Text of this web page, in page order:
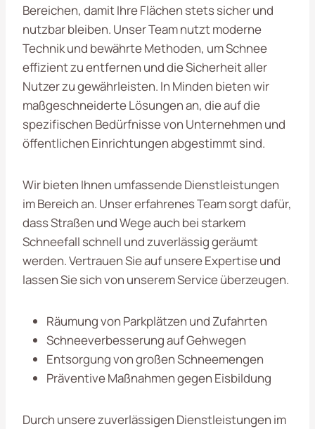
Bereichen, damit Ihre Flächen stets sicher und
nutzbar bleiben. Unser Team nutzt moderne
Technik und bewährte Methoden, um Schnee
effizient zu entfernen und die Sicherheit aller
Nutzer zu gewährleisten. In Minden bieten wir
maßgeschneiderte Lösungen an, die auf die
spezifischen Bedürfnisse von Unternehmen und
öffentlichen Einrichtungen abgestimmt sind.
Wir bieten Ihnen umfassende Dienstleistungen
im Bereich an. Unser erfahrenes Team sorgt dafür,
dass Straßen und Wege auch bei starkem
Schneefall schnell und zuverlässig geräumt
werden. Vertrauen Sie auf unsere Expertise und
lassen Sie sich von unserem Service überzeugen.
Räumung von Parkplätzen und Zufahrten
Schneeverbesserung auf Gehwegen
Entsorgung von großen Schneemengen
Präventive Maßnahmen gegen Eisbildung
Durch unsere zuverlässigen Dienstleistungen im